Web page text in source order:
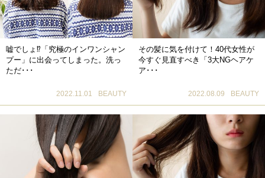
嘘でしょ⁉「究極のインワンシャン
プー」に出会ってしまった。洗っ
ただ･･･
2022.11.01 BEAUTY
その髪に気を付けて！40代女性が
今すぐ見直すべき「3大NGヘアケ
ア･･･
2022.08.09 BEAUTY